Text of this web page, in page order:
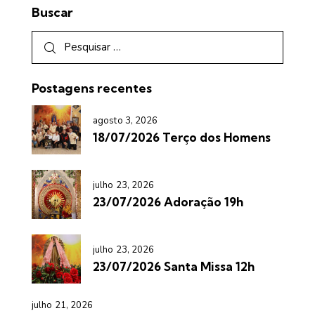
Buscar
Postagens recentes
agosto 3, 2026
18/07/2026 Terço dos Homens
julho 23, 2026
23/07/2026 Adoração 19h
julho 23, 2026
23/07/2026 Santa Missa 12h
julho 21, 2026